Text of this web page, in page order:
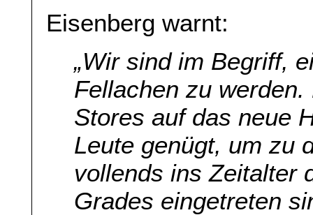
Eisenberg warnt:
„Wir sind im Begriff,
Fellachen zu
Stores auf das neue
Leute genügt, um zu
vollends ins Zeitalter
Grades eingetreten